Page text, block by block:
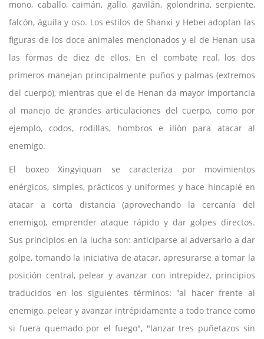
mono, caballo, caimán, gallo, gavilán, golondrina, serpiente,
falcón, águila y oso. Los estilos de Shanxi y Hebei adoptan las
figuras de los doce animales mencionados y el de Henan usa
las formas de diez de ellos. En el combate real, los dos
primeros manejan principalmente puños y palmas (extremos
del cuerpo), mientras que el de Henan da mayor importancia
al manejo de grandes articulaciones del cuerpo, como por
ejemplo, codos, rodillas, hombros e ilión para atacar al
enemigo.
El boxeo Xingyiquan se caracteriza por movimientos
enérgicos, simples, prácticos y uniformes y hace hincapié en
atacar a corta distancia (aprovechando la cercanía del
enemigo), emprender ataque rápido y dar golpes directos.
Sus principios en la lucha son: anticiparse al adversario a dar
golpe, tomando la iniciativa de atacar, apresurarse a tomar la
posición central, pelear y avanzar con intrepidez, principios
traducidos en los siguientes términos: "al hacer frente al
enemigo, pelear y avanzar intrépidamente a todo trance como
si fuera quemado por el fuego", "lanzar tres puñetazos sin